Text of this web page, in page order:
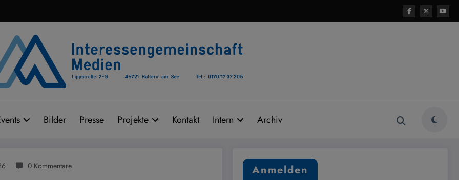
Bilder Presse Projekte Kontakt Intern Archiv
0 Kommentare Anmelden